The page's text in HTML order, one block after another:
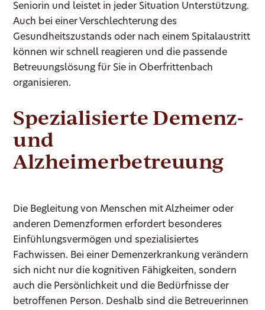
Seniorin und leistet in jeder Situation Unterstützung.
Auch bei einer Verschlechterung des
Gesundheitszustands oder nach einem Spitalaustritt
können wir schnell reagieren und die passende
Betreuungslösung für Sie in Oberfrittenbach
organisieren.
Spezialisierte Demenz-
und
Alzheimerbetreuung
Die Begleitung von Menschen mit Alzheimer oder
anderen Demenzformen erfordert besonderes
Einfühlungsvermögen und spezialisiertes
Fachwissen. Bei einer Demenzerkrankung verändern
sich nicht nur die kognitiven Fähigkeiten, sondern
auch die Persönlichkeit und die Bedürfnisse der
betroffenen Person. Deshalb sind die Betreuerinnen